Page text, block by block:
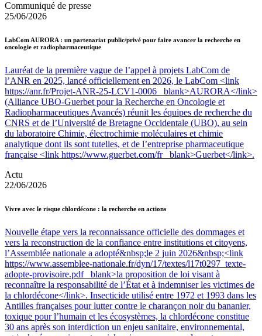
Communiqué de presse
25/06/2026
LabCom AURORA : un partenariat public/privé pour faire avancer la recherche en
oncologie et radiopharmaceutique
Lauréat de la première vague de l’appel à projets LabCom de
l’ANR en 2025, lancé officiellement en 2026, le LabCom <link
https://anr.fr/Projet-ANR-25-LCV1-0006 _blank>AURORA</link>
(Alliance UBO-Guerbet pour la Recherche en Oncologie et
Radiopharmaceutiques Avancés) réunit les équipes de recherche du
CNRS et de l’Université de Bretagne Occidentale (UBO), au sein
du laboratoire Chimie, électrochimie moléculaires et chimie
analytique dont ils sont tutelles, et de l’entreprise pharmaceutique
française <link https://www.guerbet.com/fr _blank>Guerbet</link>.
Actu
22/06/2026
Vivre avec le risque chlordécone : la recherche en actions
Nouvelle étape vers la reconnaissance officielle des dommages et
vers la reconstruction de la confiance entre institutions et citoyens,
l’Assemblée nationale a adopté&nbsp;le 2 juin 2026&nbsp;<link
https://www.assemblee-nationale.fr/dyn/17/textes/l17t0297_texte-
adopte-provisoire.pdf _blank>la proposition de loi visant à
reconnaître la responsabilité de l’État et à indemniser les victimes de
la chlordécone</link>. Insecticide utilisé entre 1972 et 1993 dans les
Antilles françaises pour lutter contre le charançon noir du bananier,
toxique pour l’humain et les écosystèmes, la chlordécone constitue
30 ans après son interdiction un enjeu sanitaire, environnemental,